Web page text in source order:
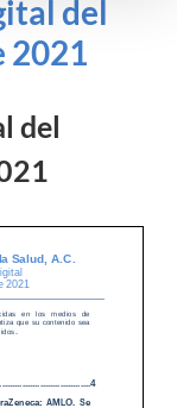
del
2021
del